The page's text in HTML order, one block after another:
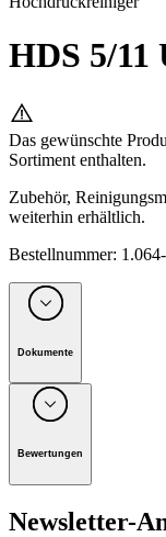
HDS 5/11
Das gewünschte
Sortiment enthalten.
Zubehör,
weiterhin erhältlich.
Bestellnummer:
Dokumente
Unternehmen: Alfred
Winnenden
Handbuch
Bewertungen
Newsletter-